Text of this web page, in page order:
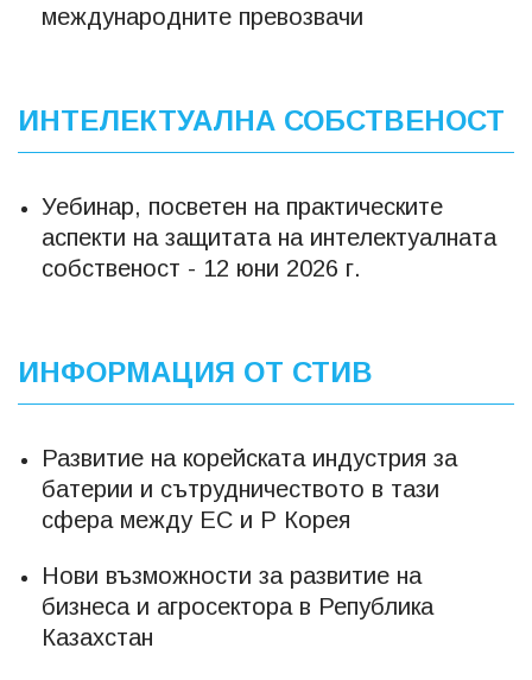
международните превозвачи
ИНТЕЛЕКТУАЛНА СОБСТВЕНОСТ
Уебинар, посветен на практическите
аспекти на защитата на интелектуалната
собственост - 12 юни 2026 г.
ИНФОРМАЦИЯ ОТ СТИВ
Развитие на корейската индустрия за
батерии и сътрудничеството в тази
сфера между ЕС и Р Корея
Нови възможности за развитие на
бизнеса и агросектора в Република
Казахстан